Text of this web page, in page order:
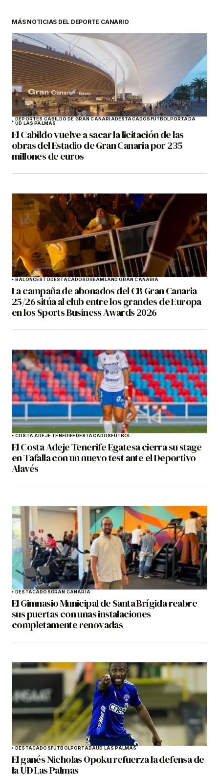
MÁS NOTICIAS DEL DEPORTE CANARIO
DEPORTES CABILDO DE GRAN CANARIADESTACADOSFÚTBOLPORTADA
UD LAS PALMAS
El Cabildo vuelve a sacar la licitación de las
obras del Estadio de Gran Canaria por 235
millones de euros
BALONCESTODESTACADOSDREAMLAND GRAN CANARIA
La campaña de abonados del CB Gran Canaria
25/26 sitúa al club entre los grandes de Europa
en los Sports Business Awards 2026
COSTA ADEJE TENERIFEDESTACADOSFÚTBOL
El Costa Adeje Tenerife Egatesa cierra su stage
en Tafalla con un nuevo test ante el Deportivo
Alavés
DESTACADOSGRAN CANARIA
El Gimnasio Municipal de Santa Brígida reabre
sus puertas con unas instalaciones
completamente renovadas
DESTACADOSFÚTBOLPORTADAUD LAS PALMAS
El ganés Nicholas Opoku refuerza la defensa de
la UD Las Palmas